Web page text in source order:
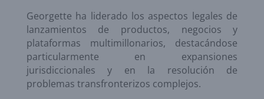
Georgette ha liderado los aspectos legales de
lanzamientos de productos, negocios y
plataformas multimillonarios, destacándose
particularmente en expansiones
jurisdiccionales y en la resolución de
problemas transfronterizos complejos.